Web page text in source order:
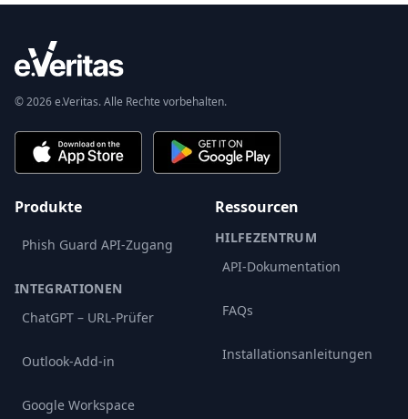
© 2026 e.Veritas. Alle Rechte vorbehalten.
Produkte
Phish Guard API-Zugang
INTEGRATIONEN
ChatGPT – URL-Prüfer
Outlook-Add-in
Google Workspace
Ressourcen
HILFEZENTRUM
API-Dokumentation
FAQs
Installationsanleitungen